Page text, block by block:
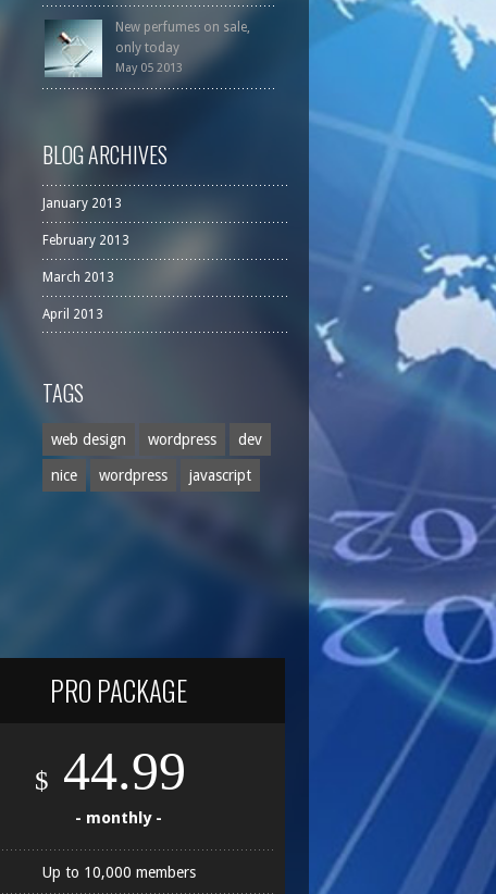
New perfumes on sale,
only today
May 05 2013
BLOG ARCHIVES
January 2013
February 2013
March 2013
April 2013
TAGS
web design wordpress dev
nice wordpress javascript
PRO PACKAGE
$ 44.99
- monthly -
Up to 10,000 members